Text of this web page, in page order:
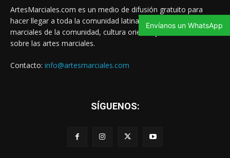
ArtesMarciales.com es un medio de difusión gratuito para
hacer llegar a toda la comunidad latina las noticias de artes
marciales de la comunidad, cultura oriental y contenido valioso
sobre las artes marciales.
Contacto: info@artesmarciales.com
SÍGUENOS:
Envíanos un WhatsApp